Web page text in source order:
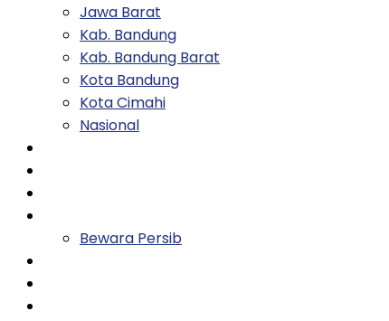
Jawa Barat
Kab. Bandung
Kab. Bandung Barat
Kota Bandung
Kota Cimahi
Nasional
Bewara Persib